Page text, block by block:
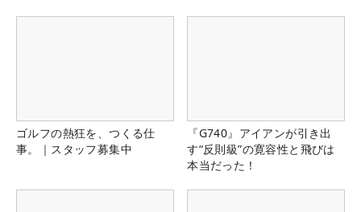
ゴルフの熱狂を、つくる仕
事。｜スタッフ募集中
『G740』アイアンが引き出
す“反則級”の寛容性と飛びは
本当だった！